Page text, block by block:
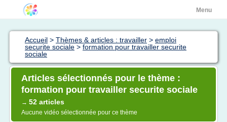
Menu
Accueil > Thèmes & articles : travailler > emploi
securite sociale > formation pour travailler securite
sociale
Articles sélectionnés pour le thème :
formation pour travailler securite sociale
→ 52 articles
Aucune vidéo sélectionnée pour ce thème